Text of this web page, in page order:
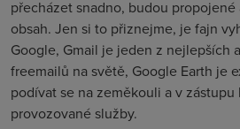
přecházet snadno, budou
obsah. Jen si to přiznejme, je fajn
Google, Gmail je jeden z nejlepších
freemailů na světě, Google Earth je
podívat se na zeměkouli a v
provozované služby.